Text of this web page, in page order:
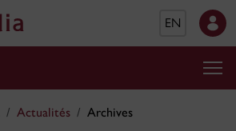
EN
Actualités Archives